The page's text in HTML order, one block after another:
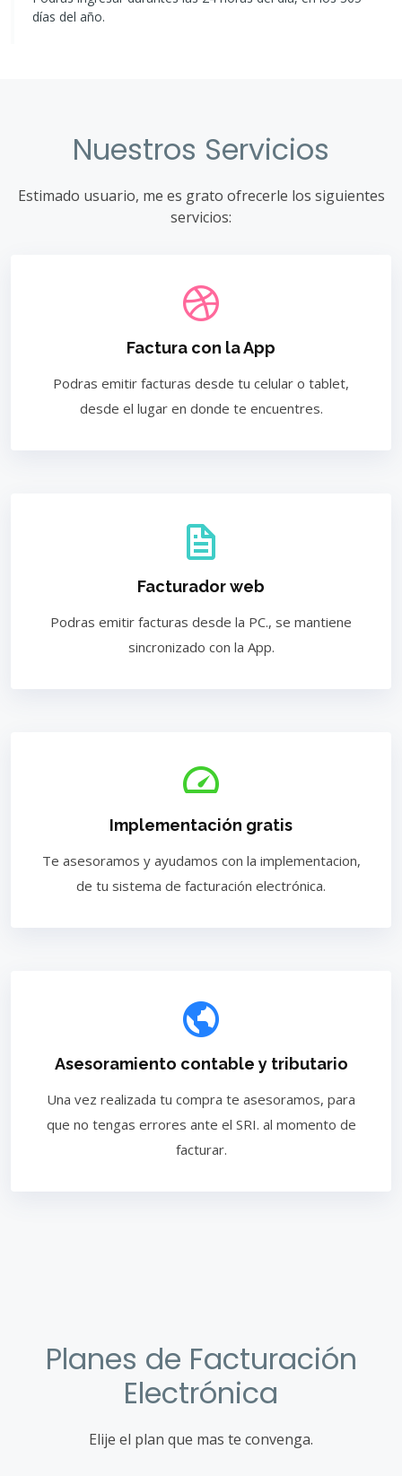
días del año.
Nuestros Servicios
Estimado usuario, me es grato ofrecerle los siguientes
servicios:
Factura con la App
Podras emitir facturas desde tu celular o tablet,
desde el lugar en donde te encuentres.
Facturador web
Podras emitir facturas desde la PC., se mantiene
sincronizado con la App.
Implementación gratis
Te asesoramos y ayudamos con la implementacion,
de tu sistema de facturación electrónica.
Asesoramiento contable y tributario
Una vez realizada tu compra te asesoramos, para
que no tengas errores ante el SRI. al momento de
facturar.
Planes de Facturación
Electrónica
Elije el plan que mas te convenga.